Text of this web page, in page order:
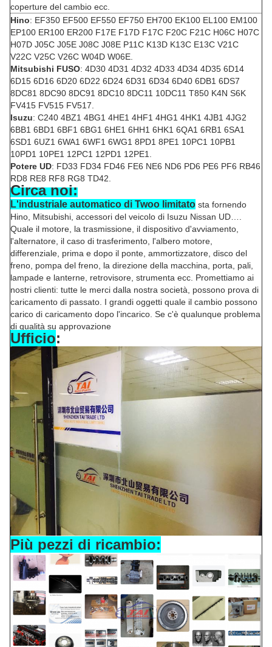
coperture del cambio ecc.
Hino: EF350 EF500 EF550 EF750 EH700 EK100 EL100 EM100
EP100 ER100 ER200 F17E F17D F17C F20C F21C H06C H07C
H07D J05C J05E J08C J08E P11C K13D K13C E13C V21C
V22C V25C V26C W04D W06E.
Mitsubishi FUSO: 4D30 4D31 4D32 4D33 4D34 4D35 6D14
6D15 6D16 6D20 6D22 6D24 6D31 6D34 6D40 6DB1 6DS7
8DC81 8DC90 8DC91 8DC10 8DC11 10DC11 T850 K4N S6K
FV415 FV515 FV517.
Isuzu: C240 4BZ1 4BG1 4HE1 4HF1 4HG1 4HK1 4JB1 4JG2
6BB1 6BD1 6BF1 6BG1 6HE1 6HH1 6HK1 6QA1 6RB1 6SA1
6SD1 6UZ1 6WA1 6WF1 6WG1 8PD1 8PE1 10PC1 10PB1
10PD1 10PE1 12PC1 12PD1 12PE1.
Potere UD: FD33 FD34 FD46 FE6 NE6 ND6 PD6 PE6 PF6 RB46
RD8 RE8 RF8 RG8 TD42.
Circa noi:
L'industriale automatico di Twoo limitato sta fornendo
Hino, Mitsubishi, accessori del veicolo di Isuzu Nissan UD….
Quale il motore, la trasmissione, il dispositivo d'avviamento,
l'alternatore, il caso di trasferimento, l'albero motore,
differenziale, prima e dopo il ponte, ammortizzatore, disco del
freno, pompa del freno, la direzione della macchina, porta, pali,
lampade e lanterne, retrovisore, strumenta ecc. Promettiamo ai
nostri clienti: tutte le merci dalla nostra società, possono prova di
caricamento di passato. I grandi oggetti quale il cambio possono
carico di caricamento dopo l'incarico. Se c'è qualunque problema
di qualità su approvazione
Ufficio:
Più pezzi di ricambio: